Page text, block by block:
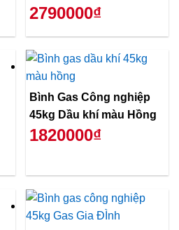
2790000₫
Bình Gas Công nghiệp
45kg Dầu khí màu Hồng
1820000₫